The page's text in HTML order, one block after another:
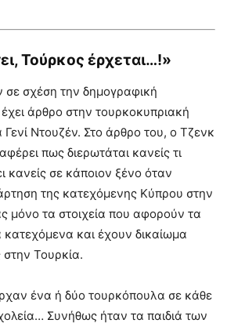
Τούρκος έρχεται…!»
σε σχέση την δημογραφική
άρθρο στην τουρκοκυπριακή
Γενί Ντουζέν. Στο άρθρο του, ο Τζενκ
πως διερωτάται κανείς τι
κανείς σε κάποιον ξένο όταν
της κατεχόμενης Κύπρου στην
μόνο τα στοιχεία που αφορούν τα
και έχουν δικαίωμα
Τουρκία.
ένα ή δύο τουρκόπουλα σε κάθε
Συνήθως ήταν τα παιδιά των